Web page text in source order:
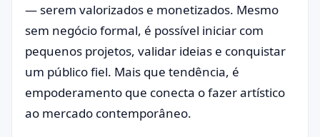
— serem valorizados e monetizados. Mesmo
sem negócio formal, é possível iniciar com
pequenos projetos, validar ideias e conquistar
um público fiel. Mais que tendência, é
empoderamento que conecta o fazer artístico
ao mercado contemporâneo.